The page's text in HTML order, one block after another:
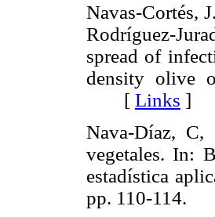
Navas-Cortés,
Rodríguez-
spread of
density olive
[ Links ]
Nava-Díaz, C,
vegetales. In:
estadística
pp. 110-